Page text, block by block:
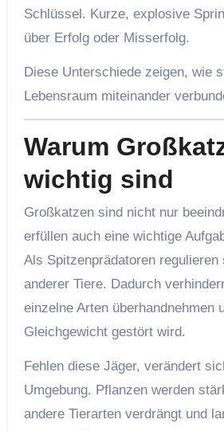
Schlüssel. Kurze, explosive
über Erfolg oder Misserfolg.
Diese Unterschiede zeigen, wie
Lebensraum miteinander
Warum
wichtig sind
Großkatzen sind nicht nur
erfüllen auch eine wichtige
Als Spitzenprädatoren regulieren
anderer Tiere. Dadurch
einzelne Arten überhandnehmen
Gleichgewicht gestört wird.
Fehlen diese Jäger, verändert
Umgebung. Pflanzen werden
andere Tierarten verdrängt und